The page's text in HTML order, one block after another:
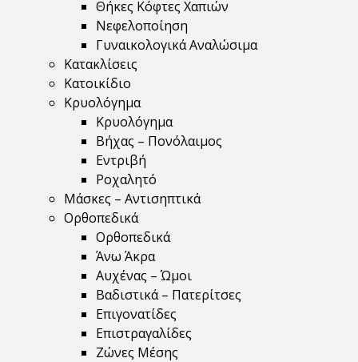
Θήκες Κόφτες Χαπιών
Νεφελοποίηση
Γυναικολογικά Αναλώσιμα
Κατακλίσεις
Κατοικίδιο
Κρυολόγημα
Κρυολόγημα
Βήχας – Πονόλαιμος
Εντριβή
Ροχαλητό
Μάσκες – Αντισηπτικά
Ορθοπεδικά
Ορθοπεδικά
Άνω Άκρα
Αυχένας – Ώμοι
Βαδιστικά – Πατερίτσες
Επιγονατίδες
Επιστραγαλίδες
Ζώνες Μέσης